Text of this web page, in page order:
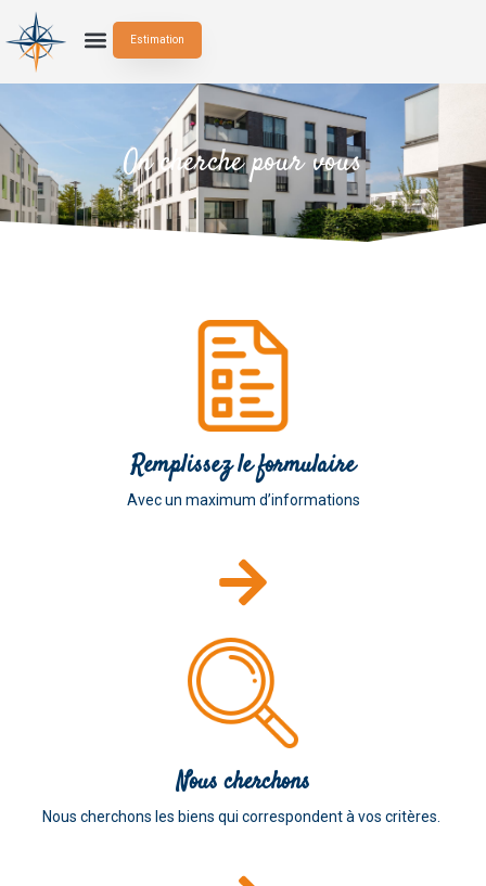
Estimation
On cherche pour vous
Remplissez le formulaire
Avec un maximum d’informations
Nous cherchons
Nous cherchons les biens qui correspondent à vos critères.